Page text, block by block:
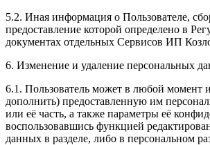
5.2. Иная информация о Пользователе,
предоставление которой определено в
документах отдельных Сервисов ИП
6. Изменение и удаление персональных
6.1. Пользователь может в любой момент
дополнить) предоставленную им
или её часть, а также параметры её
воспользовавшись функцией
данных в разделе, либо в персональном